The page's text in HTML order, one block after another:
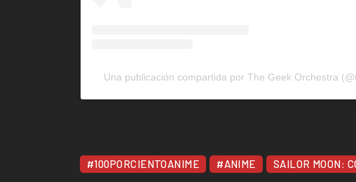
Una publicación compartida por The Geek Orchestra
#100PORCIENTOANIME #ANIME SAILOR MOON: